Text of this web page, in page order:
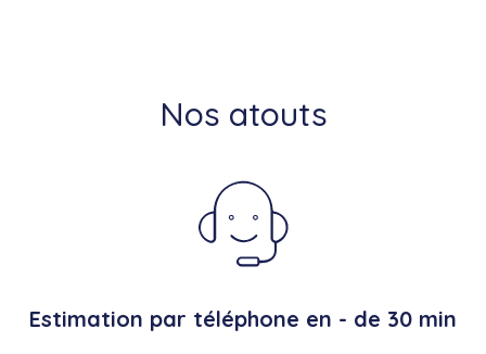
Nos atouts
Estimation par téléphone en - de 30 min